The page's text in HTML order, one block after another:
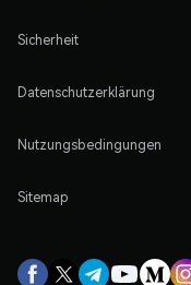
Sicherheit
Datenschutzerklärung
Nutzungsbedingungen
Sitemap